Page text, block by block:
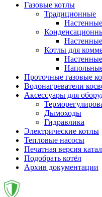
Газовые котлы
Традиционные
Настенные
Настенные
Котлы для
Проточные газовые
Водонагреватели
Аксессуары для
Дымоходы
Гидравлика
Электрические котлы
Тепловые насосы
Печатная версия
Подобрать котёл
Архив документации